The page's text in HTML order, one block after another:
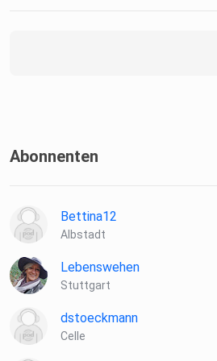
Abonnenten
Bettina12
Albstadt
Lebenswehen
Stuttgart
dstoeckmann
Celle